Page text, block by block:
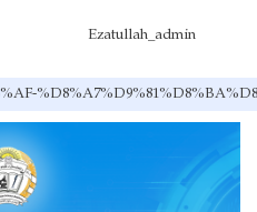
Ezatullah_admin